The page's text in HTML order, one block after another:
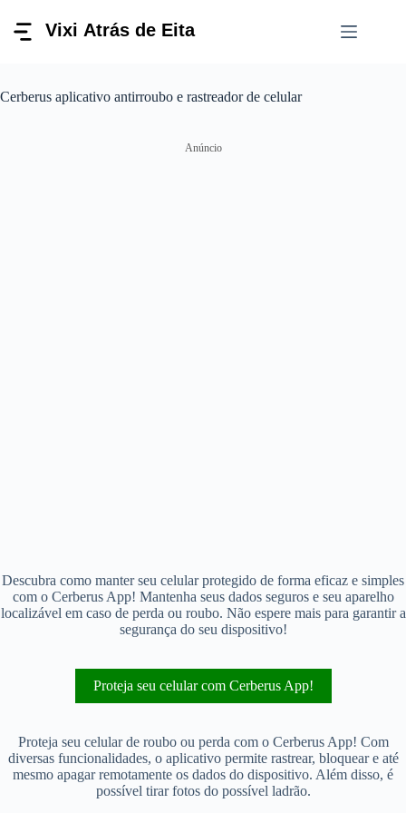
para
Cerberus aplicativo antirroubo e rastreador de celular
Anúncio
Descubra como manter seu celular protegido de forma eficaz e simples
com o Cerberus App! Mantenha seus dados seguros e seu aparelho
localizável em caso de perda ou roubo. Não espere mais para garantir a
segurança do seu dispositivo!
Proteja seu celular com Cerberus App!
Proteja seu celular de roubo ou perda com o Cerberus App! Com
diversas funcionalidades, o aplicativo permite rastrear, bloquear e até
mesmo apagar remotamente os dados do dispositivo. Além disso, é
possível tirar fotos do possível ladrão.